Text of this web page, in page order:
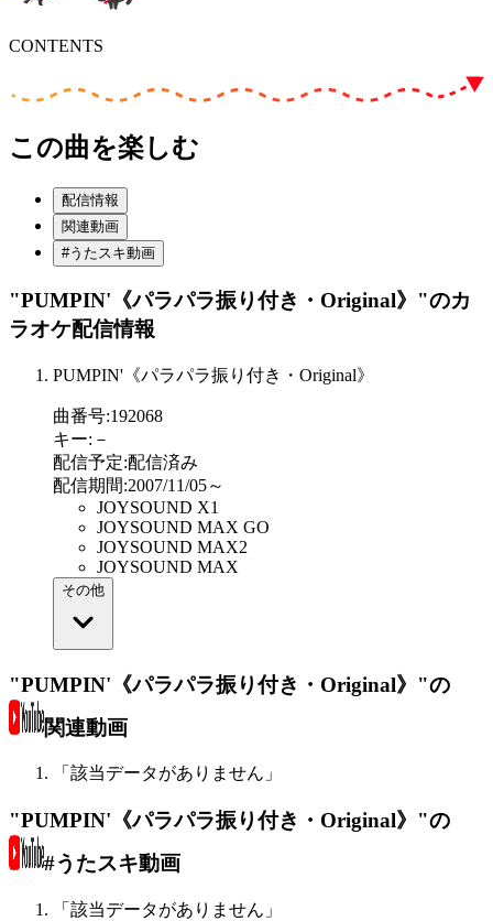
CONTENTS
この曲を楽しむ
配信情報
関連動画
#うたスキ動画
"PUMPIN'《パラパラ振り付き・Original》"のカ
ラオケ配信情報
PUMPIN'《パラパラ振り付き・Original》
曲番号:192068
キー: －
配信予定:配信済み
配信期間:2007/11/05～
JOYSOUND X1
JOYSOUND MAX GO
JOYSOUND MAX2
JOYSOUND MAX
その他
"PUMPIN'《パラパラ振り付き・Original》"の
関連動画
「該当データがありません」
"PUMPIN'《パラパラ振り付き・Original》"の
#うたスキ動画
「該当データがありません」